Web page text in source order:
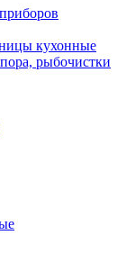
кухонные
рыбочистки